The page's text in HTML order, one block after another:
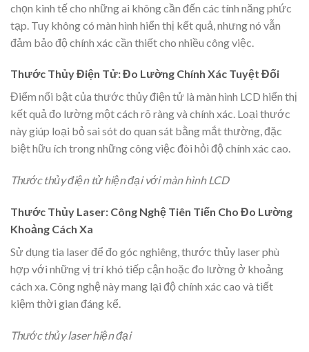
chọn kinh tế cho những ai không cần đến các tính năng phức
tạp. Tuy không có màn hình hiển thị kết quả, nhưng nó vẫn
đảm bảo độ chính xác cần thiết cho nhiều công việc.
Thước Thủy Điện Tử: Đo Lường Chính Xác Tuyệt Đối
Điểm nổi bật của thước thủy điện tử là màn hình LCD hiển thị
kết quả đo lường một cách rõ ràng và chính xác. Loại thước
này giúp loại bỏ sai sót do quan sát bằng mắt thường, đặc
biệt hữu ích trong những công việc đòi hỏi độ chính xác cao.
Thước thủy điện tử hiện đại với màn hình LCD
Thước Thủy Laser: Công Nghệ Tiên Tiến Cho Đo Lường
Khoảng Cách Xa
Sử dụng tia laser để đo góc nghiêng, thước thủy laser phù
hợp với những vị trí khó tiếp cận hoặc đo lường ở khoảng
cách xa. Công nghệ này mang lại độ chính xác cao và tiết
kiệm thời gian đáng kể.
Thước thủy laser hiện đại